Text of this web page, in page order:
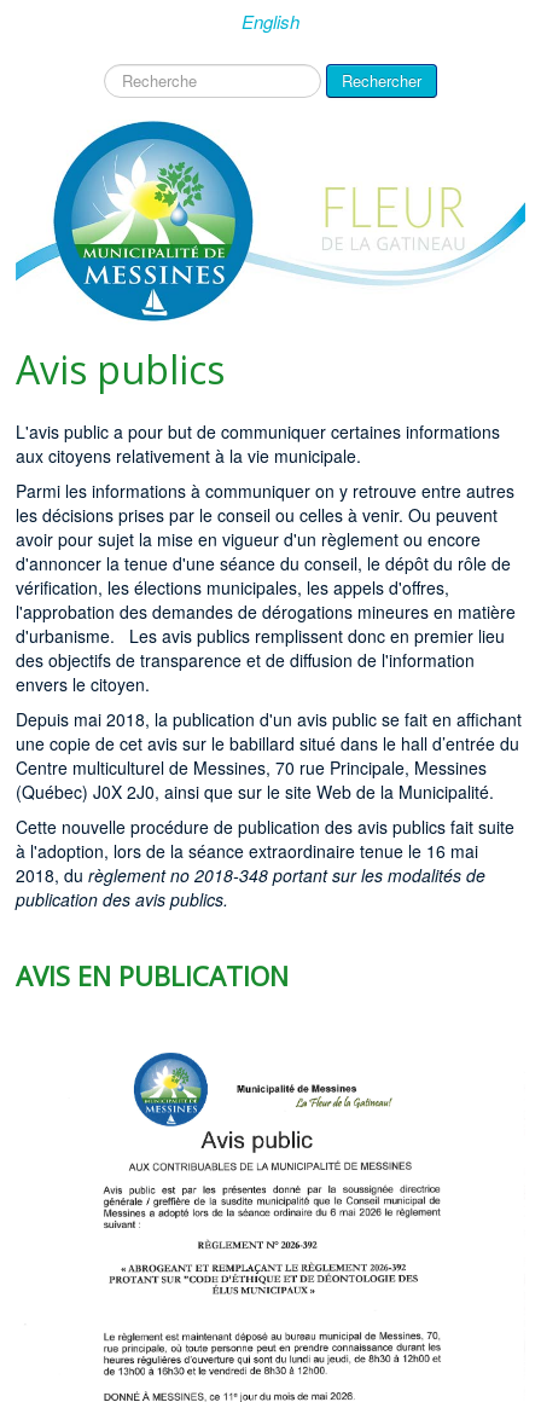
English
Rechercher Rechercher
Avis publics
L'avis public a pour but de communiquer certaines informations
aux citoyens relativement à la vie municipale.
Parmi les informations à communiquer on y retrouve entre autres
les décisions prises par le conseil ou celles à venir. Ou peuvent
avoir pour sujet la mise en vigueur d'un règlement ou encore
d'annoncer la tenue d'une séance du conseil, le dépôt du rôle de
vérification, les élections municipales, les appels d'offres,
l'approbation des demandes de dérogations mineures en matière
d'urbanisme. Les avis publics remplissent donc en premier lieu
des objectifs de transparence et de diffusion de l'information
envers le citoyen.
Depuis mai 2018, la publication d'un avis public se fait en affichant
une copie de cet avis sur le babillard situé dans le hall d’entrée du
Centre multiculturel de Messines, 70 rue Principale, Messines
(Québec) J0X 2J0, ainsi que sur le site Web de la Municipalité.
Cette nouvelle procédure de publication des avis publics fait suite
à l'adoption, lors de la séance extraordinaire tenue le 16 mai
2018, durèglement no 2018-348 portant sur les modalités de
publication des avis publics.
AVIS EN PUBLICATION